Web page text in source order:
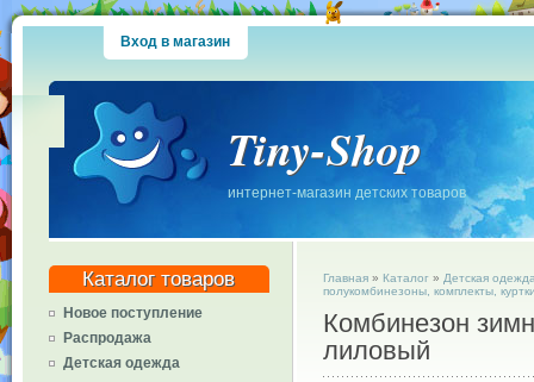
Вход в магазин
Tiny-Shop
интернет-магазин детских товаров
Каталог товаров
Новое поступление
Распродажа
Детская одежда
Главная» Каталог» Детская
полукомбинезоны, комплекты,
Комбинезон
лиловый